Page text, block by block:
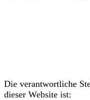
Die verantwortliche
dieser Website ist: